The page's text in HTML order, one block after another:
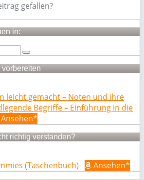
gefallen?
in:
leicht gemacht – Noten und ihre
Begriffe – Einführung in die
Ansehen*
richtig verstanden?
(Taschenbuch) Ansehen*